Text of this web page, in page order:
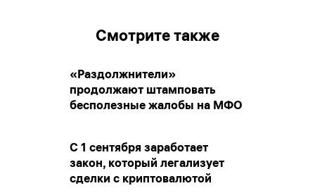
Смотрите также
«Раздолжнители»
продолжают штамповать
бесполезные жалобы на МФО
С 1 сентября заработает
закон, который легализует
сделки с криптовалютой